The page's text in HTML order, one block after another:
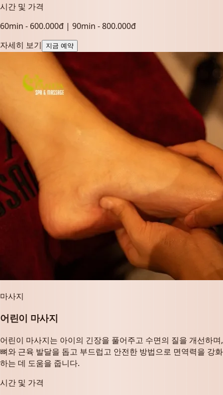
시간 및 가격
60min - 600.000đ | 90min - 800.000đ
자세히 보기
지금 예약
마사지
어린이 마사지
어린이 마사지는 아이의 긴장을 풀어주고 수면의 질을 개선하며,
뼈와 근육 발달을 돕고 부드럽고 안전한 방법으로 면역력을 강화
하는 데 도움을 줍니다.
시간 및 가격